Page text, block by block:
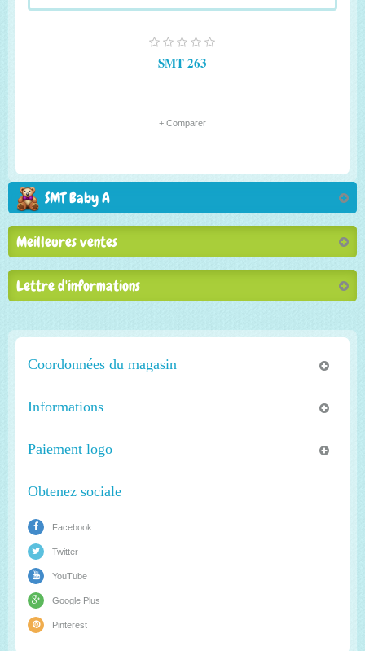
SMT 263
+ Comparer
SMT Baby A
Meilleures ventes
Lettre d'informations
Coordonnées du magasin
Informations
Paiement logo
Obtenez sociale
Facebook
Twitter
YouTube
Google Plus
Pinterest